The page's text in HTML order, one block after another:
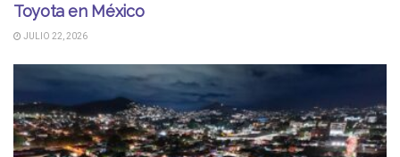
Toyota en México
JULIO 22, 2026